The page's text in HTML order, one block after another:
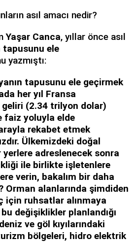
asıl amacı nedir?
Yaşar Canca, yıllar önce asıl
tapusunu ele
yazmıştı:
tapusunu ele geçirmek
her yıl Fransa
(2.34 trilyon dolar)
faiz yoluyla elde
rekabet etmek
Ülkemizdeki doğal
adreslenecek sonra
ile birlikte işletenlere
verin, bakalım bir daha
Orman alanlarında şimdiden
için ruhsatlar alınmaya
değişiklikler planlandığı
ve göl kıyılarındaki
bölgeleri, hidro elektrik